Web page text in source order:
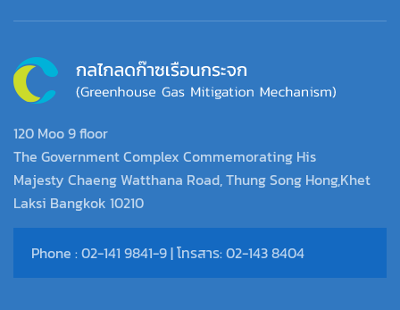
120 Moo 9 floor
The Government Complex Commemorating His
Majesty Chaeng Watthana Road, Thung Song Hong,Khet
Laksi Bangkok 10210
Phone : 02-141 9841-9 | โทรสาร: 02-143 8404